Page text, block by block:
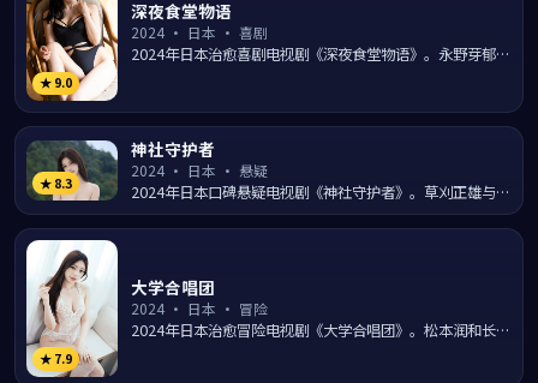
★ 9.0
深夜食堂物语
2024· 日本 · 喜剧
2024年日本治愈喜剧电视剧《深夜食堂物语》。永野芽郁与
★ 8.3
神社守护者
2024· 日本 · 悬疑
2024年日本口碑悬疑电视剧《神社守护者》。草刈正雄与山
田凉介领衔主演，导演土井裕泰围绕神户港湾的一桩离奇事
件层...
★ 7.9
大学合唱团
2024· 日本 · 冒险
2024年日本治愈冒险电视剧《大学合唱团》。松本润和长泽